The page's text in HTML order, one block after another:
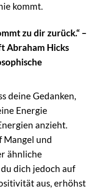
kommt.
zu dir zurück.“ –
Abraham Hicks
deine Gedanken,
Energie
anzieht.
Mangel und
ähnliche
dich jedoch auf
aus, erhöhst